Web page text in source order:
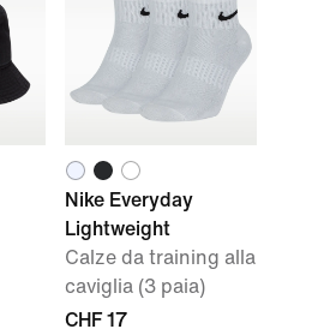
Nike Everyday
Lightweight
Calze da training alla
caviglia (3 paia)
CHF 17